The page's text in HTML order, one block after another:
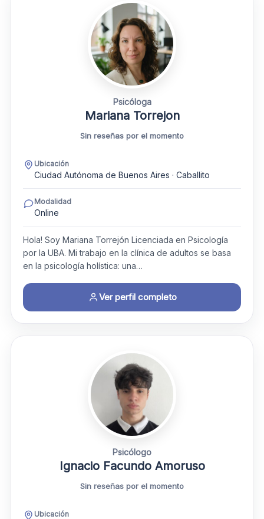
Psicóloga
Mariana Torrejon
Sin reseñas por el momento
Ubicación
Ciudad Autónoma de Buenos Aires · Caballito
Modalidad
Online
Hola! Soy Mariana Torrejón Licenciada en Psicología
por la UBA. ​Mi trabajo en la clínica de adultos se basa
en la psicología holística: una…
Ver perfil completo
Psicólogo
Ignacio Facundo Amoruso
Sin reseñas por el momento
Ubicación